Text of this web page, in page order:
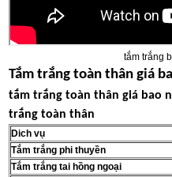
tắm trắng
Tắm trắng toàn thân giá
tắm trắng toàn thân giá bao
trắng toàn thân
Dich vụ
Tắm trắng phi thuyền
Tắm trắng tai hồng ngoại